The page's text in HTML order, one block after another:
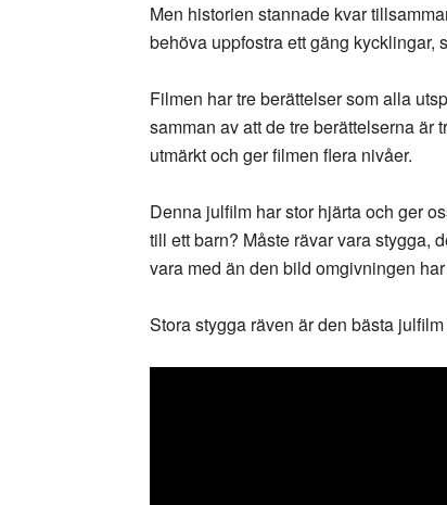
Men historien stannade kvar
behöva uppfostra ett gäng kycklingar,
Filmen har tre berättelser som alla
samman av att de tre berättelserna är
utmärkt och ger filmen flera nivåer.
Denna julfilm har stor hjärta och ger
till ett barn? Måste rävar vara stygga,
vara med än den bild omgivningen
Stora stygga räven är den bästa